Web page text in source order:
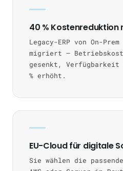
40 % Kostenreduktion
Legacy-ERP von On-
migriert —
gesenkt, Verfügbarkeit
% erhöht.
EU-Cloud für digitale
Sie wählen die